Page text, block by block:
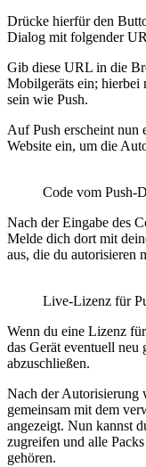
Drücke hierfür den
Dialog mit folgender
Gib diese URL in die
Mobilgeräts ein; hierbei
sein wie Push.
Auf Push erscheint nun
Website ein, um die
Code vom Push-
Nach der Eingabe des
Melde dich dort mit
aus, die du autorisieren
Live-Lizenz für
Wenn du eine Lizenz
das Gerät eventuell neu
abzuschließen.
Nach der Autorisierung
gemeinsam mit dem
angezeigt. Nun kannst
zugreifen und alle
gehören.